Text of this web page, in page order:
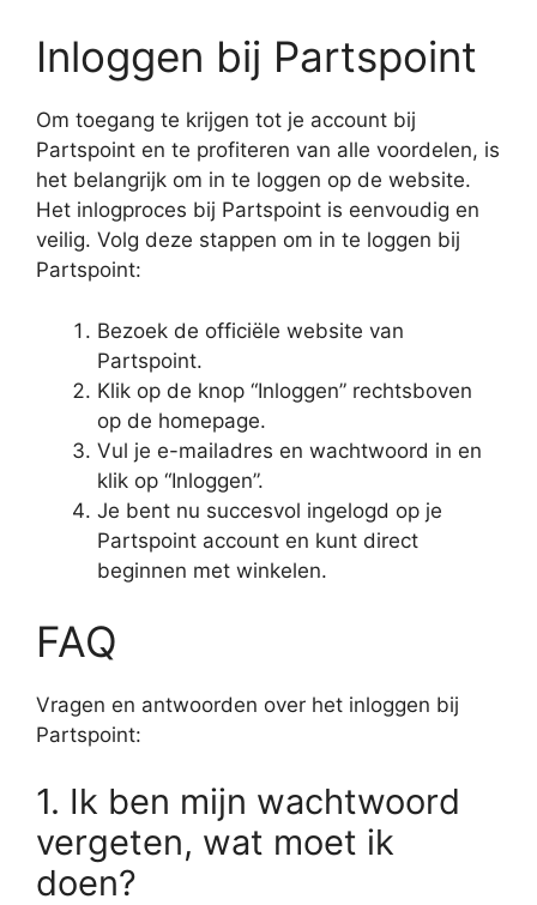
Inloggen bij Partspoint
Om toegang te krijgen tot je account bij
Partspoint en te profiteren van alle voordelen, is
het belangrijk om in te loggen op de website.
Het inlogproces bij Partspoint is eenvoudig en
veilig. Volg deze stappen om in te loggen bij
Partspoint:
Bezoek de officiële website van
Partspoint.
Klik op de knop “Inloggen” rechtsboven
op de homepage.
Vul je e-mailadres en wachtwoord in en
klik op “Inloggen”.
Je bent nu succesvol ingelogd op je
Partspoint account en kunt direct
beginnen met winkelen.
FAQ
Vragen en antwoorden over het inloggen bij
Partspoint:
1. Ik ben mijn wachtwoord
vergeten, wat moet ik
doen?